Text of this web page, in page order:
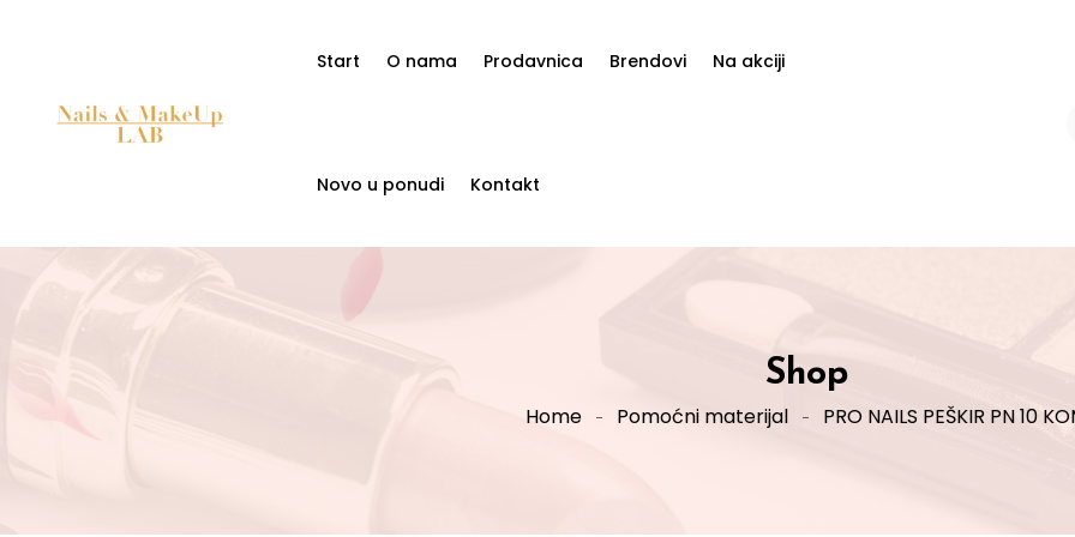
Start O nama Prodavnica Brendovi Na akciji
Novo u ponudi Kontakt
Shop
Home Pomoćni materijal PRO NAILS PEŠKIR PN 10